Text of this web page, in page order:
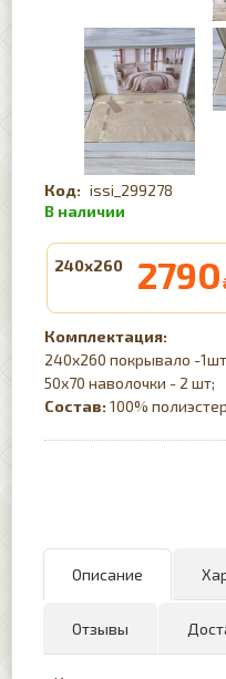
issi_299278
240х260 2790
Комплектация:
240х260 покрывало -
50х70 наволочки - 2 шт;
Состав: 100% полиэстер
Описание
Отзывы